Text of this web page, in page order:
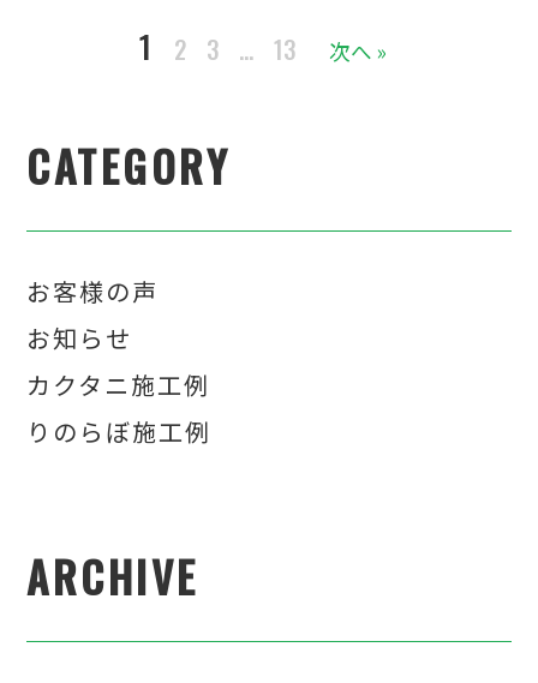
1 2 3 … 13 次へ »
CATEGORY
お客様の声
お知らせ
カクタニ施工例
りのらぼ施工例
ARCHIVE